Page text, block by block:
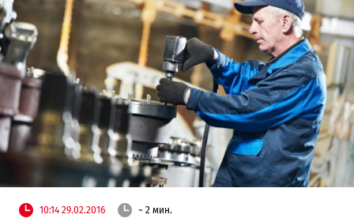
10:14 29.02.2016 ~ 2 мин.